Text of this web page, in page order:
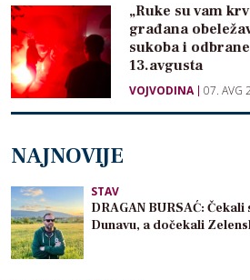
„Ruke su vam
građana
sukoba i
13.avgusta
VOJVODINA 07. AVG
NAJNOVIJE
STAV
DRAGAN BURSAĆ:
Dunavu, a dočekali